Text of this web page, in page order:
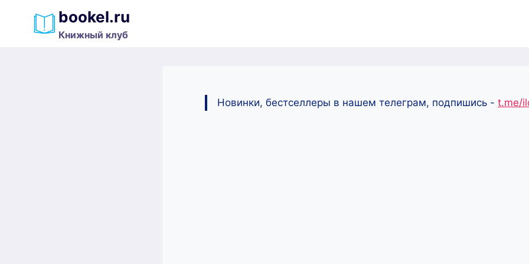
содержимому
bookel.ru
Книжный клуб
Новинки, бестселлеры в нашем телеграм, подпишись - t.me/